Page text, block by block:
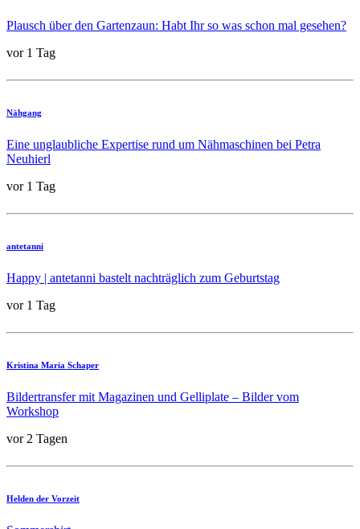
Plausch über den Gartenzaun: Habt Ihr so was schon mal gesehen?
vor 1 Tag
Nähgang
Eine unglaubliche Expertise rund um Nähmaschinen bei Petra
Neuhierl
vor 1 Tag
antetanni
Happy | antetanni bastelt nachträglich zum Geburtstag
vor 1 Tag
Kristina Maria Schaper
Bildertransfer mit Magazinen und Gelliplate – Bilder vom
Workshop
vor 2 Tagen
Helden der Vorzeit